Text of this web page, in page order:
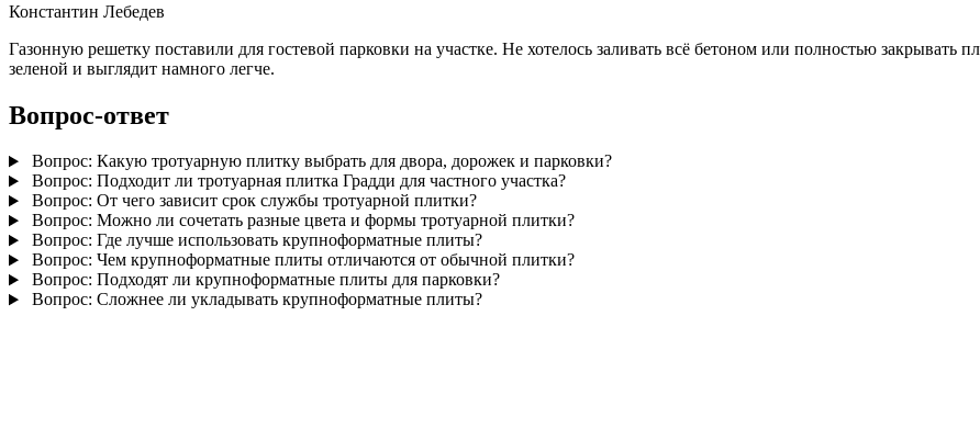
Константин Лебедев
Газонную решетку поставили для гостевой парковки на участке. Не хотелось заливать всё бетоном или полностью закрывать
зеленой и выглядит намного легче.
Вопрос-ответ
Вопрос: Какую тротуарную плитку выбрать для двора, дорожек и парковки?
Вопрос: Подходит ли тротуарная плитка Градди для частного участка?
Вопрос: От чего зависит срок службы тротуарной плитки?
Вопрос: Можно ли сочетать разные цвета и формы тротуарной плитки?
Вопрос: Где лучше использовать крупноформатные плиты?
Вопрос: Чем крупноформатные плиты отличаются от обычной плитки?
Вопрос: Подходят ли крупноформатные плиты для парковки?
Вопрос: Сложнее ли укладывать крупноформатные плиты?